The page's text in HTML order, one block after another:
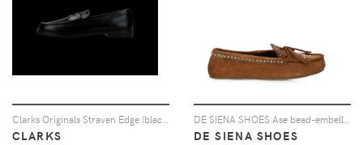
Clarks Originals Straven Edge (black leather)
CLARKS
DE SIENA SHOES Ase bead-embellished suede loafers - Braun
DE SIENA SHOES